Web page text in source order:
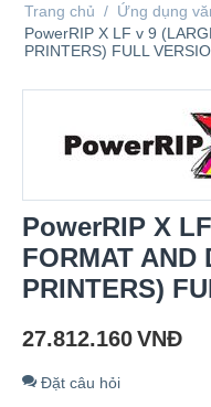
Trang chủ / Ứng dụng
PowerRIP X LF v 9
PRINTERS) FULL
PowerRIP X
FORMAT AND
PRINTERS)
27.812.160VNĐ
Đặt câu hỏi